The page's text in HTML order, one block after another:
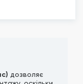
дозволяє